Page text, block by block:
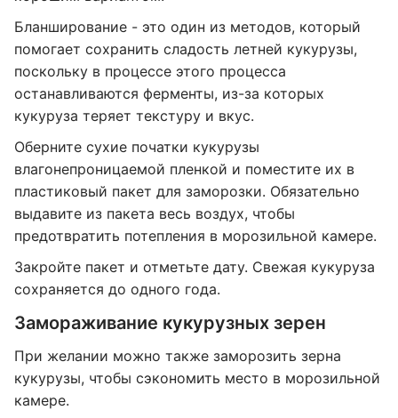
Бланширование - это один из методов, который
помогает сохранить сладость летней кукурузы,
поскольку в процессе этого процесса
останавливаются ферменты, из-за которых
кукуруза теряет текстуру и вкус.
Оберните сухие початки кукурузы
влагонепроницаемой пленкой и поместите их в
пластиковый пакет для заморозки. Обязательно
выдавите из пакета весь воздух, чтобы
предотвратить потепления в морозильной камере.
Закройте пакет и отметьте дату. Свежая кукуруза
сохраняется до одного года.
Замораживание кукурузных зерен
При желании можно также заморозить зерна
кукурузы, чтобы сэкономить место в морозильной
камере.